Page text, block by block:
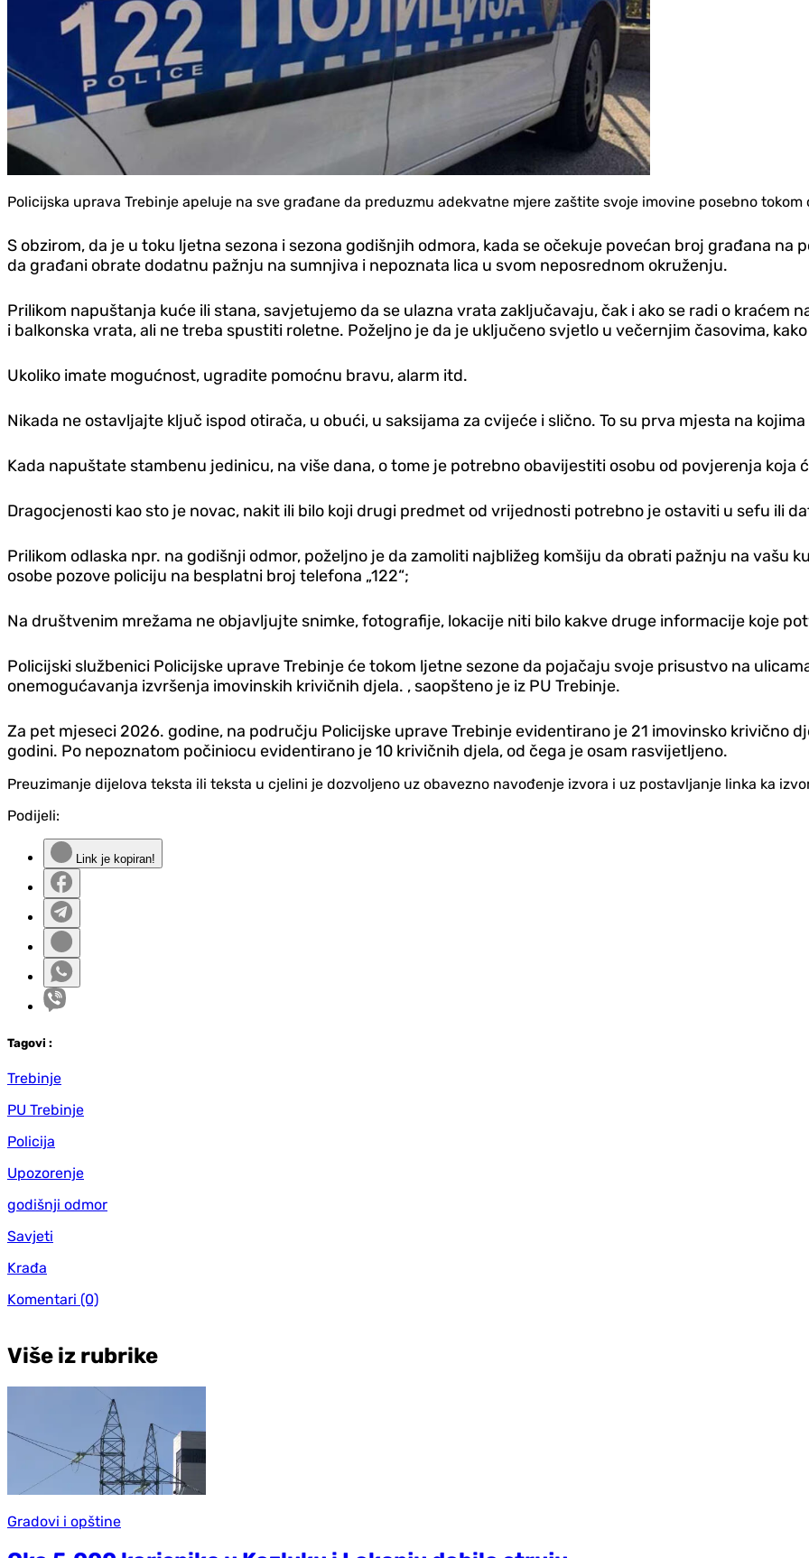
Policijska uprava Trebinje apeluje na sve građane da preduzmu adekvatne mjere zaštite svoje imovine posebno
S obzirom, da je u toku ljetna sezona i sezona godišnjih odmora, kada se očekuje povećan broj građana
da građani obrate dodatnu pažnju na sumnjiva i nepoznata lica u svom neposrednom okruženju.
Prilikom napuštanja kuće ili stana, savjetujemo da se ulazna vrata zaključavaju, čak i ako se radi o kraćem
i balkonska vrata, ali ne treba spustiti roletne. Poželjno je da je uključeno svjetlo u večernjim časovima,
Ukoliko imate mogućnost, ugradite pomoćnu bravu, alarm itd.
Nikada ne ostavljajte ključ ispod otirača, u obući, u saksijama za cvijeće i slično. To su prva mjesta na
Kada napuštate stambenu jedinicu, na više dana, o tome je potrebno obavijestiti osobu od povjerenja koja
Dragocjenosti kao sto je novac, nakit ili bilo koji drugi predmet od vrijednosti potrebno je ostaviti u sefu ili
Prilikom odlaska npr. na godišnji odmor, poželjno je da zamoliti najbližeg komšiju da obrati pažnju na vašu
osobe pozove policiju na besplatni broj telefona „122“;
Na društvenim mrežama ne objavljujte snimke, fotografije, lokacije niti bilo kakve druge informacije koje
Policijski službenici Policijske uprave Trebinje će tokom ljetne sezone da pojačaju svoje prisustvo na
onemogućavanja izvršenja imovinskih krivičnih djela. , saopšteno je iz PU Trebinje.
Za pet mjeseci 2026. godine, na području Policijske uprave Trebinje evidentirano je 21 imovinsko krivično
godini. Po nepoznatom počiniocu evidentirano je 10 krivičnih djela, od čega je osam rasvijetljeno.
Preuzimanje dijelova teksta ili teksta u cjelini je dozvoljeno uz obavezno navođenje izvora i uz postavljanje linka ka
Podijeli:
Link je kopiran!
Tagovi :
Trebinje
PU Trebinje
Policija
Upozorenje
godišnji odmor
Savjeti
Krađa
Komentari (0)
Više iz rubrike
Gradovi i opštine